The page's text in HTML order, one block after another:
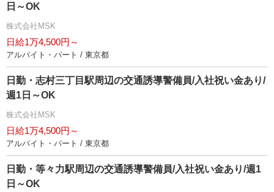
日～OK
株式会社MSK
日給1万4,500円～
アルバイト・パート / 東京都
日勤・志村三丁目駅周辺の交通誘導警備員/入社祝い金あり/
週1日～OK
株式会社MSK
日給1万4,500円～
アルバイト・パート / 東京都
日勤・等々力駅周辺の交通誘導警備員/入社祝い金あり/週1
日～OK